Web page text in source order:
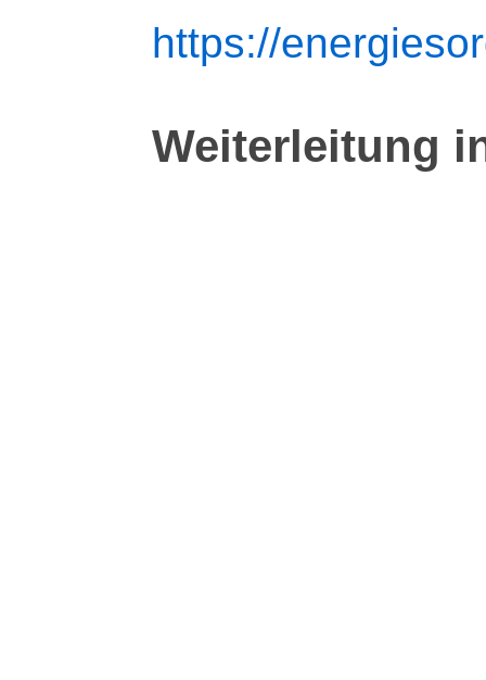
https://
Weiterleitung